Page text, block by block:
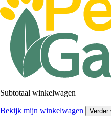
Subtotaal winkelwagen
Bekijk mijn winkelwagen Verder